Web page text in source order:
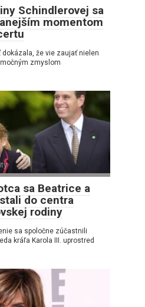
Schindlerovej sa
momentom
že vie zaujať nielen
zmyslom
sa Beatrice a
do centra
rodiny
sa spoločne zúčastnili
kráľa Karola III. uprostred